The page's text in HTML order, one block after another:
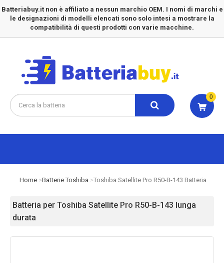
Batteriabuy.it non è affiliato a nessun marchio OEM. I nomi di marchi e
le designazioni di modelli elencati sono solo intesi a mostrare la
compatibilità di questi prodotti con varie macchine.
0
Home Batterie Toshiba Toshiba Satellite Pro R50-B-143 Batteria
Batteria per Toshiba Satellite Pro R50-B-143 lunga
durata